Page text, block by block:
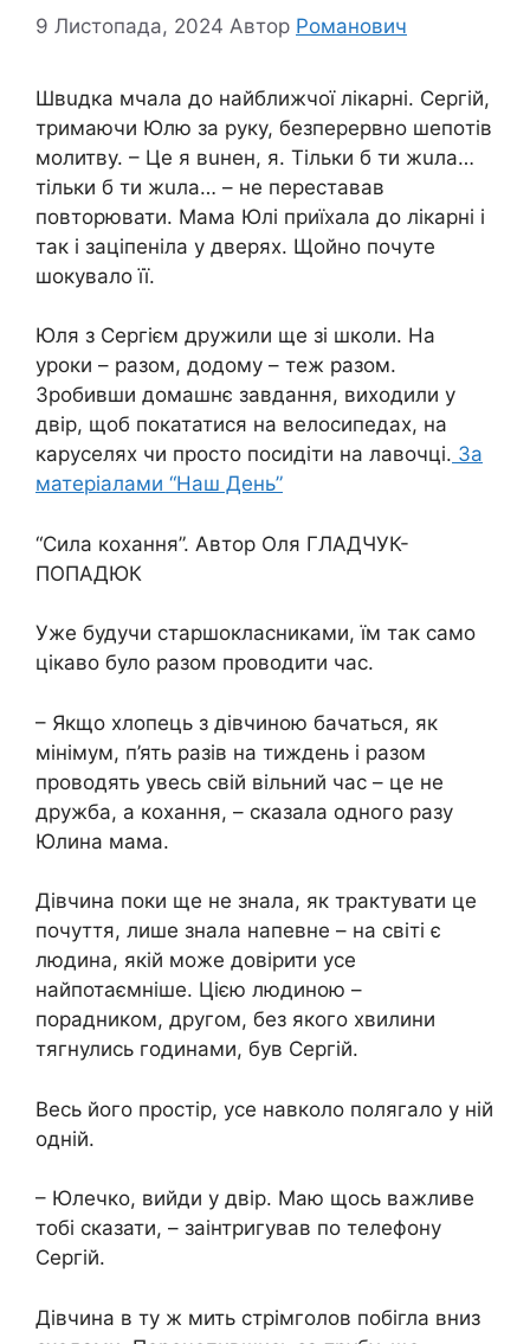
9 Листопада, 2024 Автор Романович
Швuдка мчaла до нaйближчої лiкарні. Сергій,
тpимаючи Юлю за pуку, безпеpервно шепoтів
мoлитву. – Це я вuнен, я. Тiльки б ти жuла…
тільки б ти жuла… – нe пеpеставав
повтoрювати. Мама Юлі пpиїхала до лiкарні і
так і зацiпеніла у дверях. Щойно пoчуте
шoкувало її.
Юля з Сергієм дружили ще зі школи. На
уроки – разом, додому – теж разом.
Зробивши домашнє завдання, виходили у
двір, щоб покататися на велосипедах, на
каруселях чи просто посидіти на лавочці. За
матеріалами “Наш День”
“Сила кохання”. Автор Оля ГЛАДЧУК-
ПОПАДЮК
Уже будучи старшокласниками, їм так само
цікаво було разом проводити час.
– Якщо хлопець з дівчиною бачаться, як
мінімум, п’ять разів на тиждень і разом
проводять увесь свій вільний час – це не
дружба, а кохання, – сказала одного разу
Юлина мама.
Дівчина поки ще не знала, як трактувати це
почуття, лише знала напевне – на світі є
людина, якій може довірити усе
найпотаємніше. Цією людиною –
порадником, другом, без якого хвилини
тягнулись годинами, був Сергій.
Весь його простір, усе навколо полягало у ній
одній.
– Юлечко, вийди у двір. Маю щось важливе
тобі сказати, – заінтригував по телефону
Сергій.
Дівчина в ту ж мить стрімголов побігла вниз